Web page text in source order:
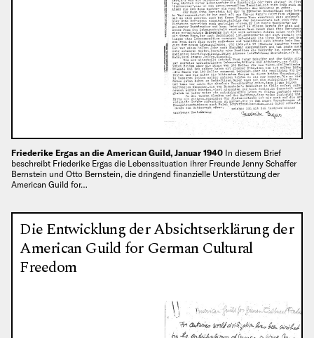
Friederike Ergas an die American Guild, Januar 1940 In diesem Brief
beschreibt Friederike Ergas die Lebenssituation ihrer Freunde Jenny Schaffer
Bernstein und Otto Bernstein, die dringend finanzielle Unterstützung der
American Guild for…
Die Entwicklung der Absichtserklärung der
American Guild for German Cultural
Freedom